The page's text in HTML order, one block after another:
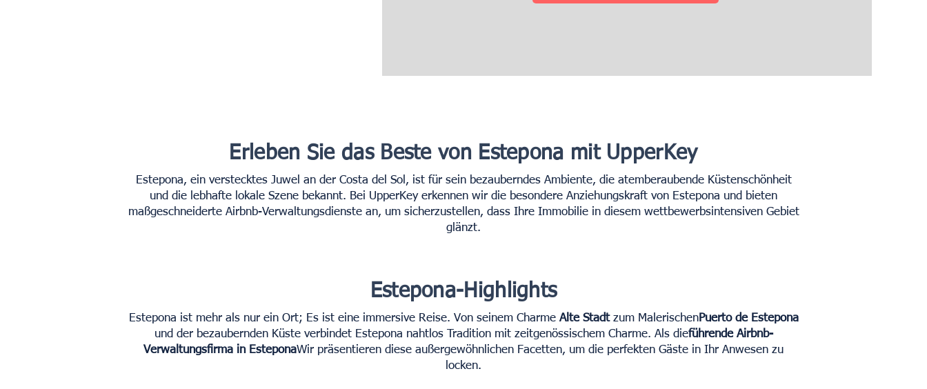
Erleben Sie das Beste von Estepona mit UpperKey
Estepona, ein verstecktes Juwel an der Costa del Sol, ist für sein bezauberndes Ambiente, die atemberaubende Küstenschönheit
und die lebhafte lokale Szene bekannt. Bei UpperKey erkennen wir die besondere Anziehungskraft von Estepona und bieten
maßgeschneiderte Airbnb-Verwaltungsdienste an, um sicherzustellen, dass Ihre Immobilie in diesem wettbewerbsintensiven Gebiet
glänzt.
Estepona-Highlights
Estepona ist mehr als nur ein Ort; Es ist eine immersive Reise. Von seinem CharmeAlte Stadtzum MalerischenPuerto de Estepona
und der bezaubernden Küste verbindet Estepona nahtlos Tradition mit zeitgenössischem Charme. Als dieführende Airbnb-
Verwaltungsfirma in EsteponaWir präsentieren diese außergewöhnlichen Facetten, um die perfekten Gäste in Ihr Anwesen zu
locken.